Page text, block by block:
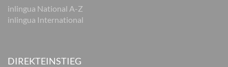
inlingua National A-Z
inlingua International
DIREKTEINSTIEG